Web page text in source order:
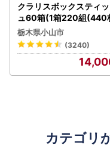
クラリスボックスティ
ュ60箱(1箱220組(440
(5個入り×12セット)【配
不可地域：離島・沖縄県
【1256759】
栃木県小山市
(3240)
カテゴリ